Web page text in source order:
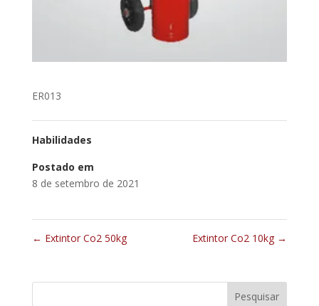
ER013
Habilidades
Postado em
8 de setembro de 2021
← Extintor Co2 50kg Extintor Co2 10kg →